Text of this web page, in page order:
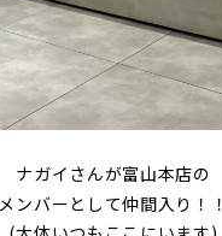
ナガイさんが富山本店の
メンバーとして仲間入り！！